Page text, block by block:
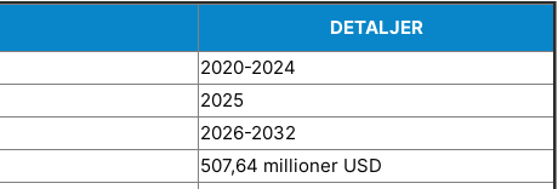
DETALJER
2020-2024
2025
2026-2032
507,64 millioner USD